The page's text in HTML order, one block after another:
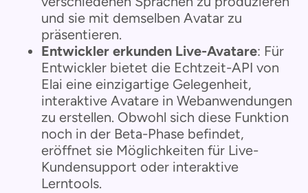
und sie mit demselben Avatar zu
präsentieren.
Entwickler erkunden Live-Avatare: Für
Entwickler bietet die Echtzeit-API von
Elai eine einzigartige Gelegenheit,
interaktive Avatare in Webanwendungen
zu erstellen. Obwohl sich diese Funktion
noch in der Beta-Phase befindet,
eröffnet sie Möglichkeiten für Live-
Kundensupport oder interaktive
Lerntools.